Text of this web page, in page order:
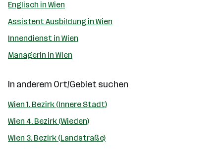
Englisch in Wien
Assistent Ausbildung in Wien
Innendienst in Wien
Managerin in Wien
In anderem Ort/Gebiet suchen
Wien 1. Bezirk (Innere Stadt)
Wien 4. Bezirk (Wieden)
Wien 3. Bezirk (Landstraße)